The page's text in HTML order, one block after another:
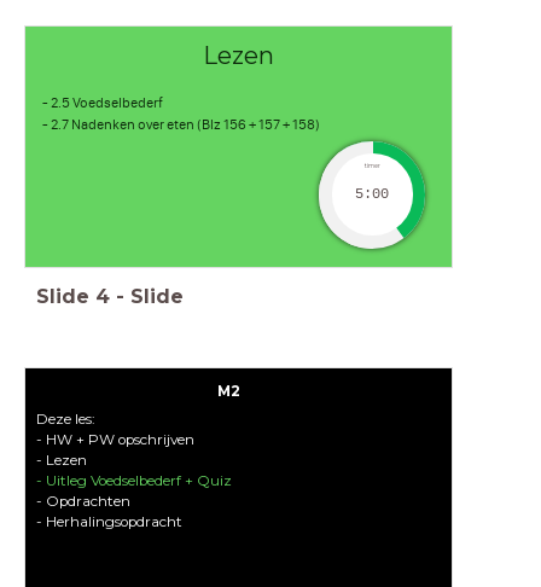
Lezen
- 2.5 Voedselbederf
- 2.7 Nadenken over eten (Blz 156 + 157 + 158)
timer
5:00
Slide 4 - Slide
M2
Deze les:
- HW + PW opschrijven
- Lezen
- Uitleg Voedselbederf + Quiz
- Opdrachten
- Herhalingsopdracht